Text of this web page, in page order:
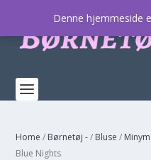
Home / Børnetøj -/ Bluse /
Blue Nights
Denne hjemmeside